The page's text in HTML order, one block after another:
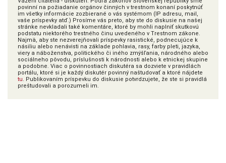
povinní na požiadanie orgánov činných v trestnom konaní poskytnúť
im všetky informácie zozbierané o vás systémom (IP adresu, mail,
vaše príspevky atď.) Prosíme vás preto, aby ste do diskusie na našej
stránke nevkladali také komentáre, ktoré by mohli naplniť skutkovú
podstatu niektorého trestného činu uvedeného v Trestnom zákone.
Najmä, aby ste nezverejňovali príspevky rasistické, podnecujúce k
násiliu alebo nenávisti na základe pohlavia, rasy, farby pleti, jazyka,
viery a náboženstva, politického či iného zmýšľania, národného alebo
sociálneho pôvodu, príslušnosti k národnosti alebo k etnickej skupine
a podobne. Viac o povinnostiach diskutéra sa dozviete v pravidlách
portálu, ktoré si je každý diskutér povinný naštudovať a ktoré nájdete
tu. Publikovaním príspevku do diskusie potvrdzujete, že ste si pravidlá
preštudovali a porozumeli im.